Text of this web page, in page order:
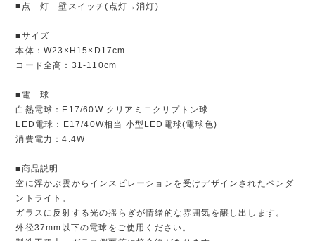
■点 灯 壁スイッチ(点灯→消灯)
■サイズ
本体：W23×H15×D17cm
コード全高：31-110cm
■電 球
白熱電球：E17/60W クリアミニクリプトン球
LED電球：E17/40W相当 小型LED電球(電球色)
消費電力：4.4W
■商品説明
空に浮かぶ雲からインスピレーションを受けデザインされたペンダ
ントライト。
ガラスに反射する光の揺らぎが情緒的な雰囲気を醸し出します。
外径37mm以下の電球をご使用ください。